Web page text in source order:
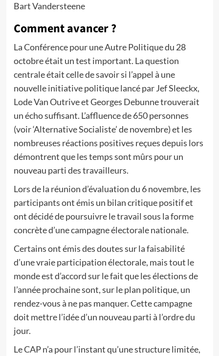
Bart Vandersteene
Comment avancer ?
La Conférence pour une Autre Politique du 28
octobre était un test important. La question
centrale était celle de savoir si l’appel à une
nouvelle initiative politique lancé par Jef Sleeckx,
Lode Van Outrive et Georges Debunne trouverait
un écho suffisant. L’affluence de 650 personnes
(voir ‘Alternative Socialiste’ de novembre) et les
nombreuses réactions positives reçues depuis lors
démontrent que les temps sont mûrs pour un
nouveau parti des travailleurs.
Lors de la réunion d’évaluation du 6 novembre, les
participants ont émis un bilan critique positif et
ont décidé de poursuivre le travail sous la forme
concrète d’une campagne électorale nationale.
Certains ont émis des doutes sur la faisabilité
d’une vraie participation électorale, mais tout le
monde est d’accord sur le fait que les élections de
l’année prochaine sont, sur le plan politique, un
rendez-vous à ne pas manquer. Cette campagne
doit mettre l’idée d’un nouveau parti à l’ordre du
jour.
Le CAP n’a pour l’instant qu’une structure limitée,